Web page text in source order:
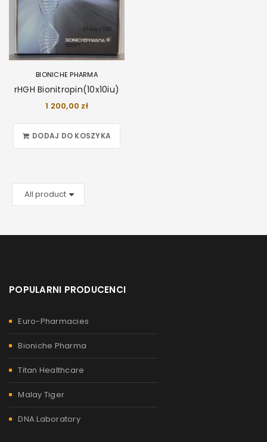
BIONICHE PHARMA
rHGH Bionitropin(10x10iu)
1 200,00 zł
DODAJ DO KOSZYKA
POPULARNI PRODUCENCI
Euro-Pharmacies
Bioniche Pharma
Titan Healthcare
Malay Tiger
DNA Laboratory